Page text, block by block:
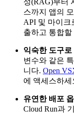
성(RAG)부터
스까지 앱의
API 및 마이크
출하고 통합
익숙한 도구로
변수와 같은
니다. Open
에 액세스하세
유연한 배포
Cloud Run과